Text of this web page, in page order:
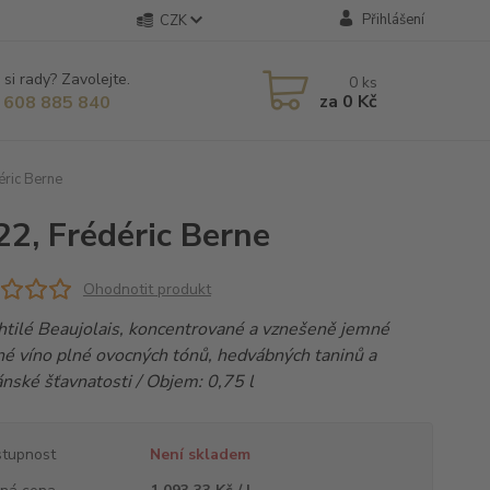
CZK Přihlášení
rady? Zavolejte.
885 840
0 ks
za 0 Kč
Berne
Frédéric Berne
Ohodnotit produkt
Beaujolais, koncentrované a vznešeně jemné
víno plné ovocných tónů, hedvábných taninů a
šťavnatosti / Objem: 0,75 l
Není skladem